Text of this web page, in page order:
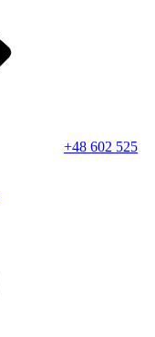
+48 602 525